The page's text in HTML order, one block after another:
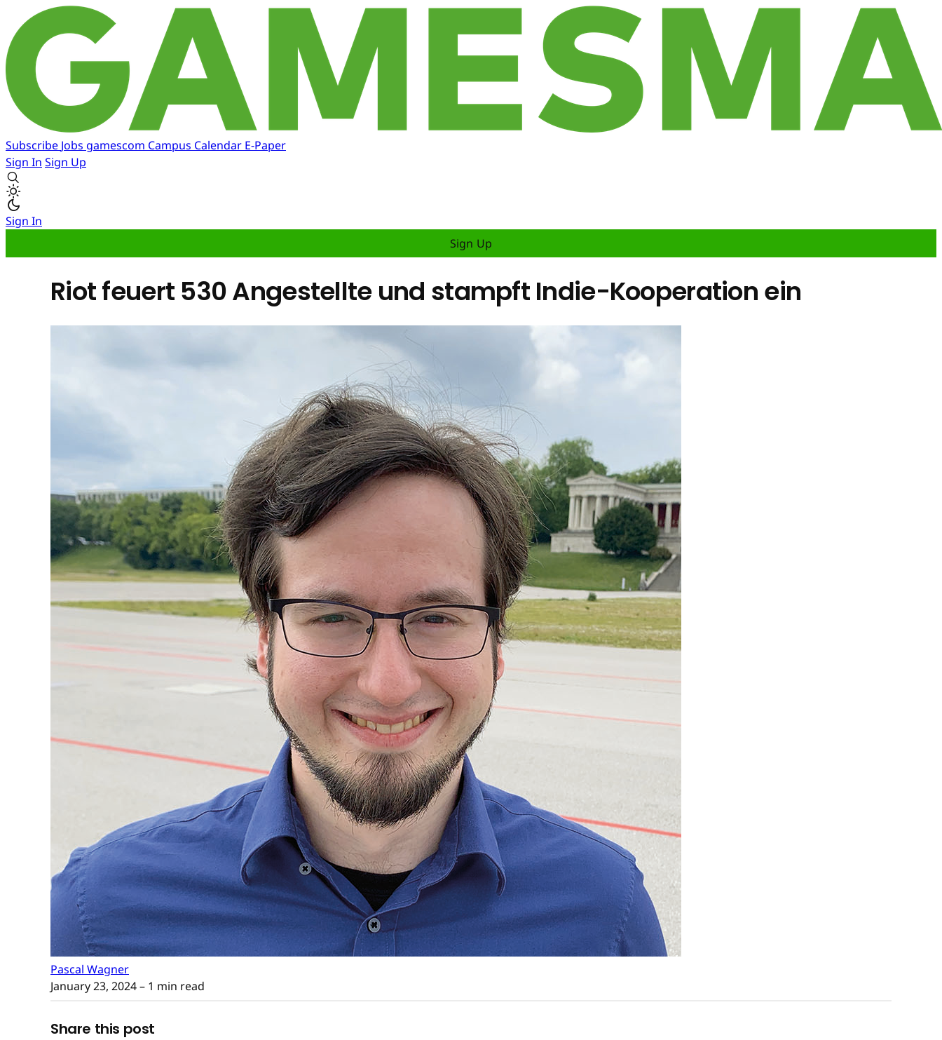
Subscribe Jobs gamescom Campus Calendar E-Paper
Sign In Sign Up
Sign In
Sign Up
Riot feuert 530 Angestellte und stampft Indie-Kooperation ein
Pascal Wagner
January 23, 2024– 1 min read
Share this post